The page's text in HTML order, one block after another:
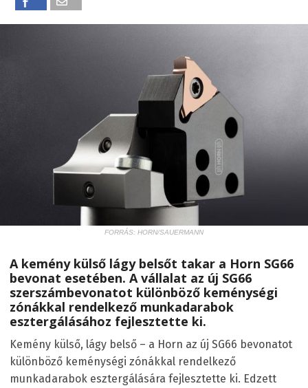
FORRÁS: HORN/SAUERMANN
A kemény külső lágy belsőt takar a Horn SG66
bevonat esetében. A vállalat az új SG66
szerszámbevonatot különböző keménységi
zónákkal rendelkező munkadarabok
esztergálásához fejlesztette ki.
Kemény külső, lágy belső – a Horn az új SG66 bevonatot
különböző keménységi zónákkal rendelkező
munkadarabok esztergálására fejlesztette ki. Edzett